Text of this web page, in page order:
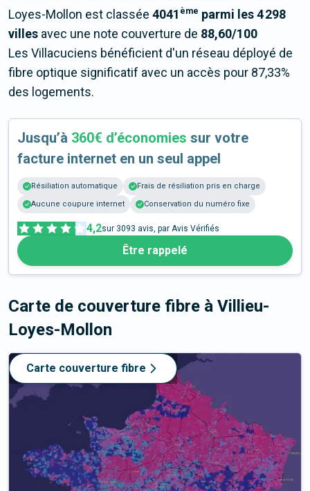
Loyes-Mollon est classée 4041 ème parmi les 4 298
villes avec une note couverture de 88,60/100
Les Villacuciens bénéficient d'un réseau déployé de
fibre optique significatif avec un accès pour 87,33%
des logements.
Jusqu’à 360€ d’économies sur votre
facture internet en un seul appel
Résiliation automatique
Frais de résiliation pris en charge
Aucune coupure internet
Conservation du numéro fixe
4,2sur 3093 avis, par Avis Vérifiés
Être rappelé
Carte de couverture fibre à Villieu-
Loyes-Mollon
Carte couverture fibre